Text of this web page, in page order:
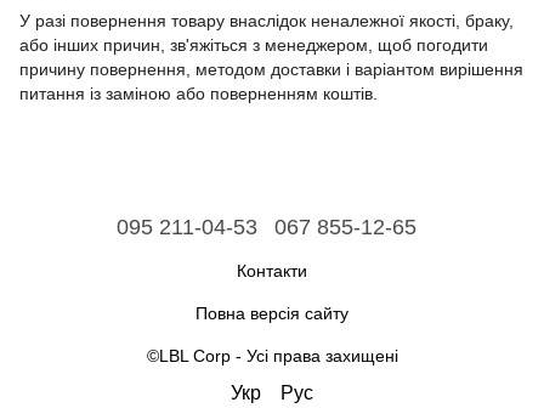
У разі повернення товару внаслідок неналежної якості, браку,
або інших причин, зв'яжіться з менеджером, щоб погодити
причину повернення, методом доставки і варіантом вирішення
питання із заміною або поверненням коштів.
095 211-04-53 067 855-12-65
Контакти
Повна версія сайту
©LBL Corp - Усі права захищені
Укр Рус